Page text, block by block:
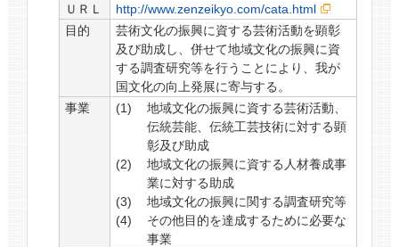
ＵＲＬ
http://www.zenzeikyo.com/cata.html
目的
芸術文化の振興に資する芸術活動を顕彰
及び助成し、併せて地域文化の振興に資
する調査研究等を行うことにより、我が
国文化の向上発展に寄与する。
事業
地域文化の振興に資する芸術活動、
伝統芸能、伝統工芸技術に対する顕
彰及び助成
地域文化の振興に資する人材養成事
業に対する助成
地域文化の振興に関する調査研究等
その他目的を達成するために必要な
事業